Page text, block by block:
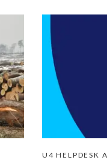
U4 HELPDESK